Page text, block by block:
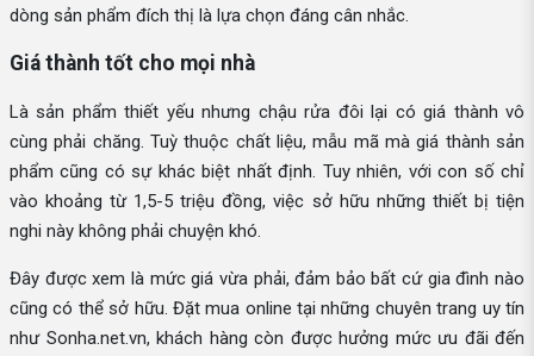
dòng sản phẩm đích thị là lựa chọn đáng cân nhắc.
Giá thành tốt cho mọi nhà
Là sản phẩm thiết yếu nhưng chậu rửa đôi lại có giá thành vô
cùng phải chăng. Tuỳ thuộc chất liệu, mẫu mã mà giá thành sản
phẩm cũng có sự khác biệt nhất định. Tuy nhiên, với con số chỉ
vào khoảng từ 1,5-5 triệu đồng, việc sở hữu những thiết bị tiện
nghi này không phải chuyện khó.
Đây được xem là mức giá vừa phải, đảm bảo bất cứ gia đình nào
cũng có thể sở hữu. Đặt mua online tại những chuyên trang uy tín
như Sonha.net.vn, khách hàng còn được hưởng mức ưu đãi đến